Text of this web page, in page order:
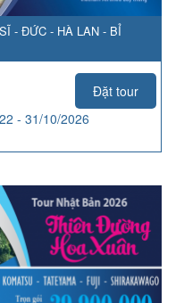
- ĐỨC - HÀ LAN - BỈ
Đặt tour
22 - 31/10/2026